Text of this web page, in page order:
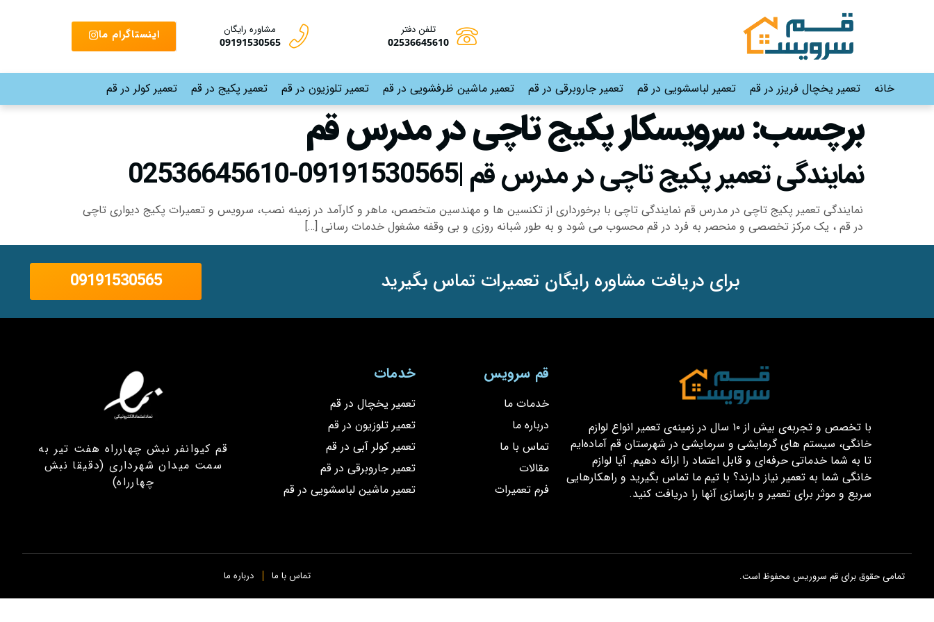
تلفن دفتر
02536645610
مشاوره رایگان
09191530565 اینستاگرام ما
خانه تعمیر یخچال فریزر در قم تعمیر لباسشویی در قم تعمیر جاروبرقی در قم تعمیر ماشین ظرفشویی در قم تعمیر تلوزیون در قم تعمیر پکیج در قم تعمیر کولر در قم
برچسب:سرویسکار پکیج تاچی در مدرس قم
نمایندگی تعمیر پکیج تاچی در مدرس قم |09191530565-02536645610
نمایندگی تعمیر پکیج تاچی در مدرس قم نمایندگی تاچی با برخورداری از تکنسین ها و مهندسین متخصص، ماهر و کارآمد در زمینه نصب، سرویس و تعمیرات پکیج دیواری تاچی
در قم ، یک مرکز تخصصی و منحصر به فرد در قم محسوب می شود و به طور شبانه روزی و بی وقفه مشغول خدمات رسانی […]
برای دریافت مشاوره رایگان تعمیرات تماس بگیرید 09191530565
با تخصص و تجربه‌ی بیش از ۱۰ سال در زمینه‌ی تعمیر انواع لوازم
خانگی، سیستم های گرمایشی و سرمایشی در شهرستان قم آماده‌ایم
تا به شما خدماتی حرفه‌ای و قابل اعتماد را ارائه دهیم. آیا لوازم
خانگی شما به تعمیر نیاز دارند؟ با تیم ما تماس بگیرید و راهکارهایی
سریع و موثر برای تعمیر و بازسازی آنها را دریافت کنید.
قم سرویس
خدمات ما
درباره ما
تماس با ما
مقالات
فرم تعمیرات
خدمات
تعمیر یخچال در قم
تعمیر تلوزیون در قم
تعمیر کولر آبی در قم
تعمیر جاروبرقی در قم
تعمیر ماشین لباسشویی در قم
قم کیوانفر نبش چهارراه هفت تیر به
سمت میدان شهرداری (دقیقا نبش
چهارراه)
تمامی حقوق برای قم سروریس محفوظ است. تماس با ما درباره ما